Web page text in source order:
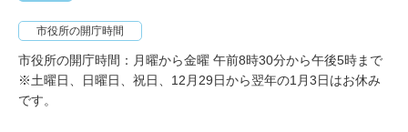
市役所の開庁時間
市役所の開庁時間：月曜から金曜 午前8時30分から午後5時まで
※土曜日、日曜日、祝日、12月29日から翌年の1月3日はお休み
です。